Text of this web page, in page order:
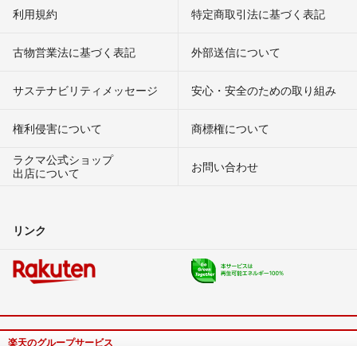
利用規約 特定商取引法に基づく表記
古物営業法に基づく表記 外部送信について
サステナビリティメッセージ 安心・安全のための取り組み
権利侵害について
商標権について
ラクマ公式ショップ
出店について
お問い合わせ
リンク
楽天のグループサービス